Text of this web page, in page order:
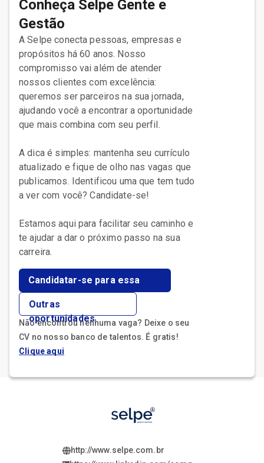
Conheça Selpe Gente e
Gestão
A Selpe conecta pessoas, empresas e
propósitos há 60 anos. Nosso
compromisso vai além de atender
nossos clientes com excelência:
queremos ser parceiros na sua jornada,
ajudando você a encontrar a oportunidade
que mais combina com seu perfil.
A dica é simples: mantenha seu currículo
atualizado e fique de olho nas vagas que
publicamos. Identificou uma que tem tudo
a ver com você? Candidate-se!
Estamos aqui para facilitar seu caminho e
te ajudar a dar o próximo passo na sua
Candidatar-se para essa
vaga
Outras
oportunidades
Não encontrou nenhuma vaga? Deixe o seu
CV no nosso banco de talentos. É gratis!
Clique aqui
http://www.selpe.com.br